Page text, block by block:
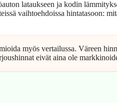
lataukseen ja kodin
vaihtoehdoissa hintatasoon:
myös vertailussa. Väreen
eivät aina ole